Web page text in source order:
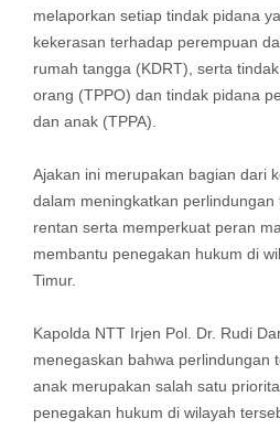
melaporkan setiap tindak pidana
kekerasan terhadap perempuan
rumah tangga (KDRT), serta
orang (TPPO) dan tindak pidana
dan anak (TPPA).
Ajakan ini merupakan bagian dari
dalam meningkatkan
rentan serta memperkuat peran
membantu penegakan hukum di
Timur.
Kapolda NTT Irjen Pol. Dr. Rudi
menegaskan bahwa perlindungan
anak merupakan salah satu
penegakan hukum di wilayah